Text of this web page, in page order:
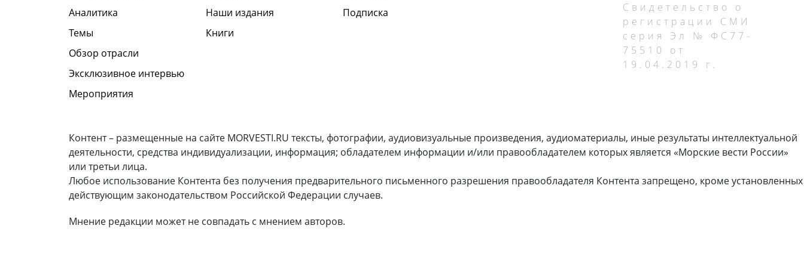
Аналитика
Темы
Обзор отрасли
Эксклюзивное интервью
Мероприятия
Наши издания
Книги
Подписка
Свидетельство о
регистрации СМИ
серия Эл № ФС77-
75510 от
19.04.2019 г.
Контент – размещенные на сайте MORVESTI.RU тексты, фотографии, аудиовизуальные произведения, аудиоматериалы, иные результаты интеллектуальной
деятельности, средства индивидуализации, информация; обладателем информации и/или правообладателем которых является «Морские вести России»
или третьи лица.
Любое использование Контента без получения предварительного письменного разрешения правообладателя Контента запрещено, кроме установленных
действующим законодательством Российской Федерации случаев.
Мнение редакции может не совпадать с мнением авторов.